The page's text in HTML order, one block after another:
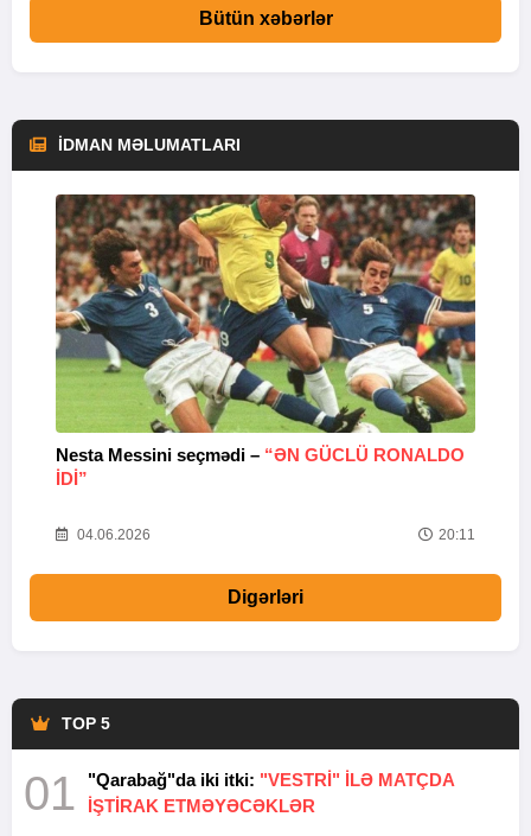
Bütün xəbərlər
İDMAN MƏLUMATLARI
Nesta Messini seçmədi – “ƏN GÜCLÜ RONALDO
IDI”
04.06.2026 20:11
Digərləri
TOP 5
01 "Qarabağ"da iki itki: "VESTRİ" İLƏ MATÇDA
İŞTİRAK ETMƏYƏCƏKLƏR